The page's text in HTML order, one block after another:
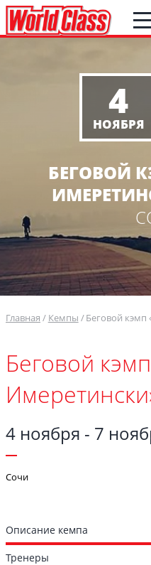
4
НОЯБРЯ
БЕГОВОЙ
Главная Кемпы Беговой кэмп
Беговой
4 ноября - 7
Сочи
Описание кемпа
Тренеры